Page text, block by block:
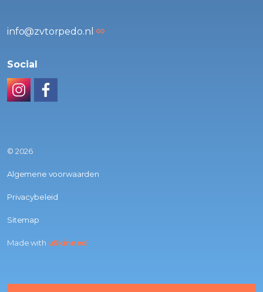
info@zvtorpedo.nl
Social
© 2026
Algemene voorwaarden
Privacybeleid
Sitemap
Made with uSkinned